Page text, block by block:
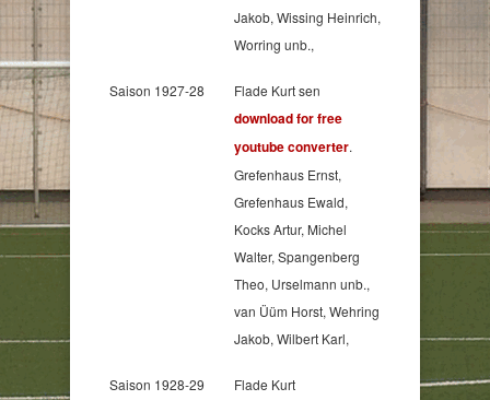
Jakob, Wissing Heinrich,
Worring unb.,
Saison 1927-28 Flade Kurt sen
download for free
youtube converter.
Grefenhaus Ernst,
Grefenhaus Ewald,
Kocks Artur, Michel
Walter, Spangenberg
Theo, Urselmann unb.,
van Üüm Horst, Wehring
Jakob, Wilbert Karl,
Saison 1928-29
Flade Kurt